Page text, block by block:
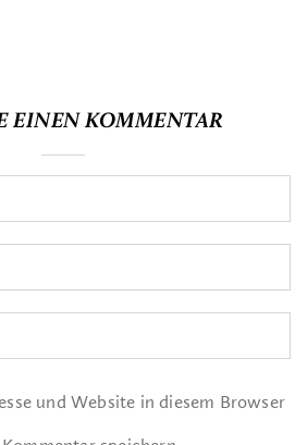
EINEN KOMMENTAR
und Website in diesem Browser